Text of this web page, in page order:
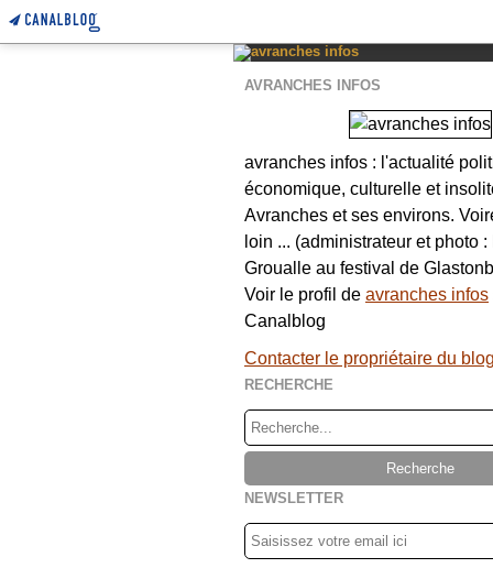
AVRANCHES INFOS
avranches infos : l'actualité
économique, culturelle et
Avranches et ses environs.
loin ... (administrateur et photo
Groualle au festival de
Voir le profil de avranches infos
Canalblog
Contacter le propriétaire du blog
RECHERCHE
NEWSLETTER